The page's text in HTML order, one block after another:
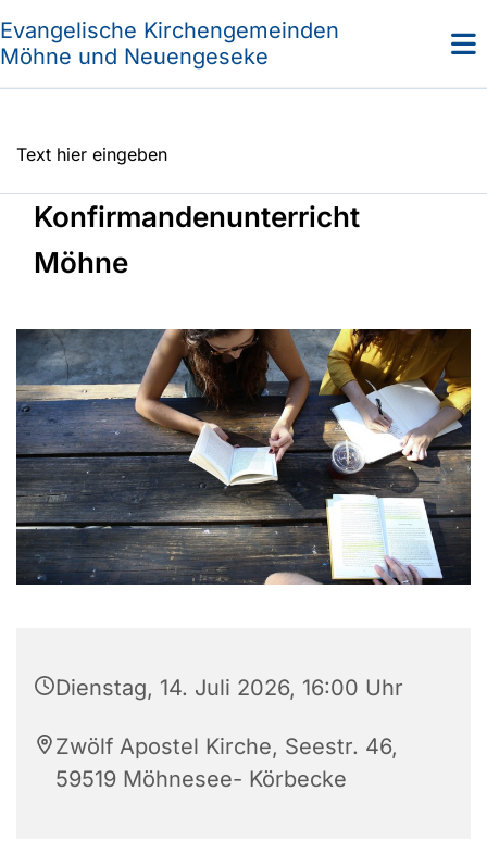
Evangelische Kirchengemeinden
Möhne und Neuengeseke
Text hier eingeben
Konfirmandenunterricht
Möhne
Dienstag, 14. Juli 2026, 16:00 Uhr
Zwölf Apostel Kirche, Seestr. 46,
59519 Möhnesee- Körbecke